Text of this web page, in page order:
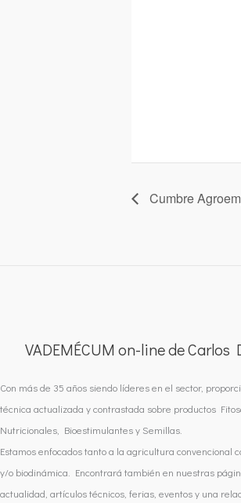
Cumbre
VADEMÉCUM on-line de Carlos
Con más de 35 años siendo líderes en el sector,
técnica actualizada y contrastada sobre productos
Nutricionales, Bioestimulantes y Semillas.
Estamos enfocados tanto a la agricultura convencional
y/o biodinámica. Encontrará también en nuestras
actualidad, artículos técnicos, ferias, eventos y una